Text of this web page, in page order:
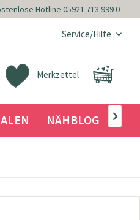
Hotline 05921 713 999 0
Service/Hilfe
Merkzettel
NÄHBLOG 